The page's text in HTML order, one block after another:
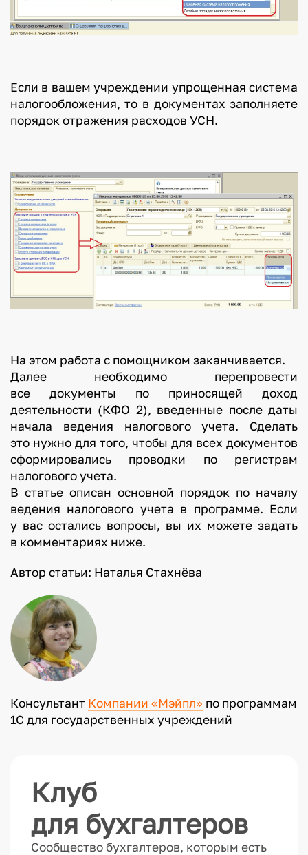
Если в вашем учреждении упрощенная система
налогообложения, то в документах заполняете
порядок отражения расходов УСН.
На этом работа с помощником заканчивается.
Далее необходимо перепровести
все документы по приносящей доход
деятельности (КФО 2), введенные после даты
начала ведения налогового учета. Сделать
это нужно для того, чтобы для всех документов
сформировались проводки по регистрам
налогового учета.
В статье описан основной порядок по началу
ведения налогового учета в программе. Если
у вас остались вопросы, вы их можете задать
в комментариях ниже.
Автор статьи: Наталья Стахнёва
Консультант Компании «Мэйпл» по программам
1С для государственных учреждений
Клуб
для бухгалтеров
Сообщество бухгалтеров, которым есть